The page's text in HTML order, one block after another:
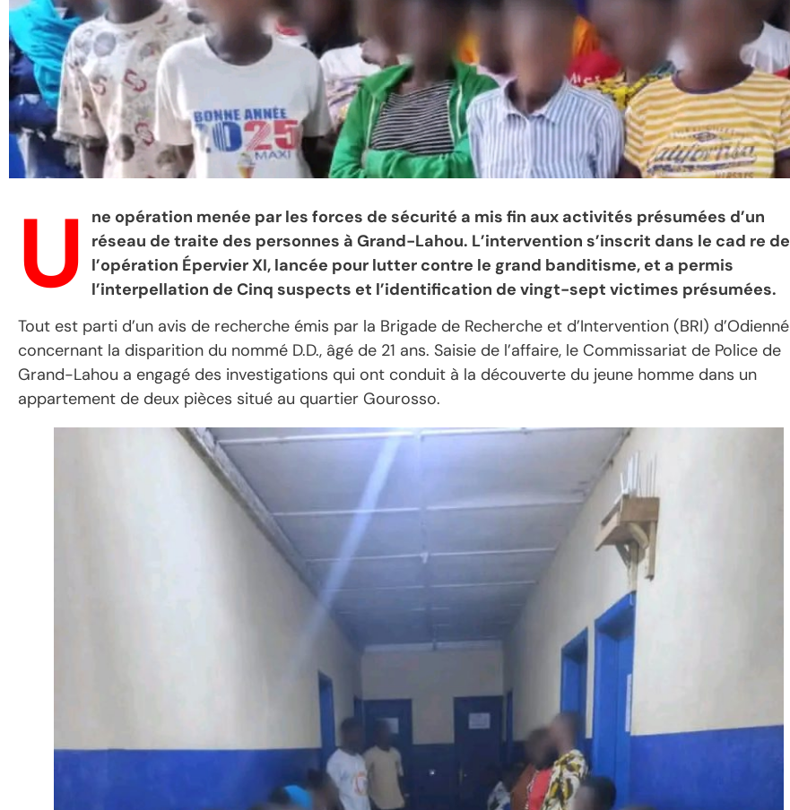
U
ne opération menée par les forces de sécurité a mis fin aux activités présumées d’un
réseau de traite des personnes à Grand-Lahou. L’intervention s’inscrit dans le cad re de
l’opération Épervier XI, lancée pour lutter contre le grand banditisme, et a permis
l’interpellation de Cinq suspects et l’identification de vingt-sept victimes présumées.
Tout est parti d’un avis de recherche émis par la Brigade de Recherche et d’Intervention (BRI) d’Odienné
concernant la disparition du nommé D.D., âgé de 21 ans. Saisie de l’affaire, le Commissariat de Police de
Grand-Lahou a engagé des investigations qui ont conduit à la découverte du jeune homme dans un
appartement de deux pièces situé au quartier Gourosso.